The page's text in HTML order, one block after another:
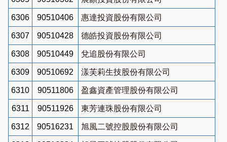
6306 90510406 惠達投資股份有限公司
6307 90510428 德皓投資股份有限公司
6308 90510449 兌追股份有限公司
6309 90510692 漾芙莉生技股份有限公司
6310 90511806 盈鑫資產管理股份有限公司
6311 90511926 東芳連珠股份有限公司
6312 90516231 旭風二號控股股份有限公司